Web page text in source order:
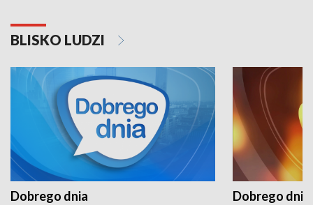
BLISKO LUDZI
Dobrego dnia Dobrego dnia